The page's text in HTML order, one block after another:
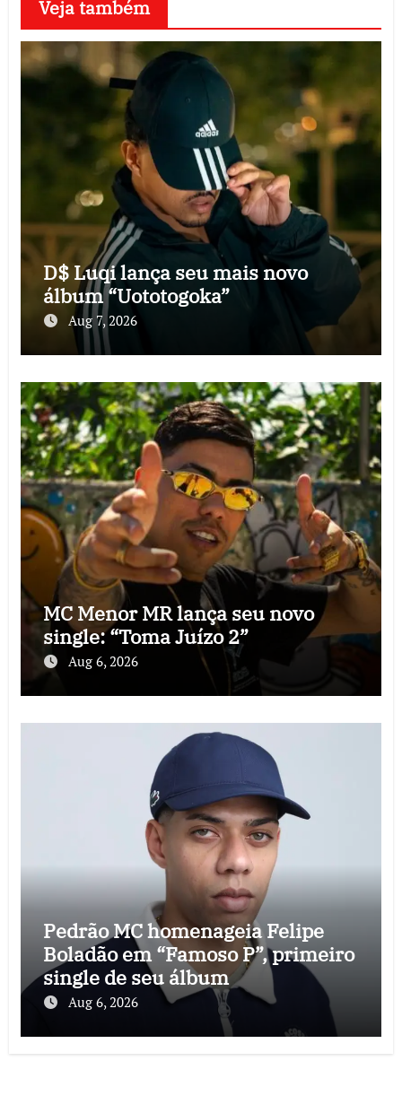
Veja também
D$ Luqi lança seu mais novo
álbum “Uototogoka”
Aug 7, 2026
MC Menor MR lança seu novo
single: “Toma Juízo 2”
Aug 6, 2026
Pedrão MC homenageia Felipe
Boladão em “Famoso P”, primeiro
single de seu álbum
Aug 6, 2026